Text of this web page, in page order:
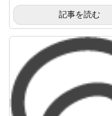
記事を読む